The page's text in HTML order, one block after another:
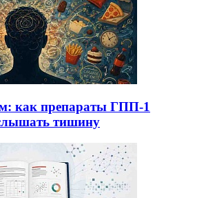
как препараты ГПП-1
тишину